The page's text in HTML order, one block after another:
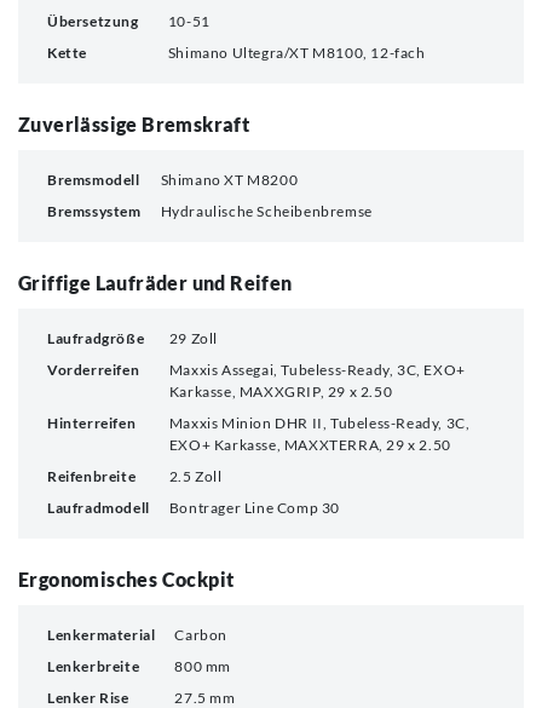
Übersetzung
10-51
Kette
Shimano Ultegra/XT M8100, 12-fach
Zuverlässige Bremskraft
Bremsmodell
Shimano XT M8200
Bremssystem
Hydraulische Scheibenbremse
Griffige Laufräder und Reifen
Laufradgröße
29 Zoll
Vorderreifen
Maxxis Assegai, Tubeless-Ready, 3C, EXO+
Karkasse, MAXXGRIP, 29 x 2.50
Hinterreifen
Maxxis Minion DHR II, Tubeless-Ready, 3C,
EXO+ Karkasse, MAXXTERRA, 29 x 2.50
Reifenbreite
2.5 Zoll
Laufradmodell
Bontrager Line Comp 30
Ergonomisches Cockpit
Lenkermaterial
Carbon
Lenkerbreite
800 mm
Lenker Rise
27.5 mm